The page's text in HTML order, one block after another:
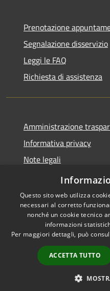
Prenotazione
Segnalazione disservizio
Leggi le FAQ
Richiesta di assistenza
Amministrazione
Informativa privacy
Note legali
Dichiarazione di
Accessibilità
Questo sito web utilizza
necessari al corretto
nonché un cookie tecnico
informazioni
Per maggiori dettagli, può
ACCETTA TUTTO